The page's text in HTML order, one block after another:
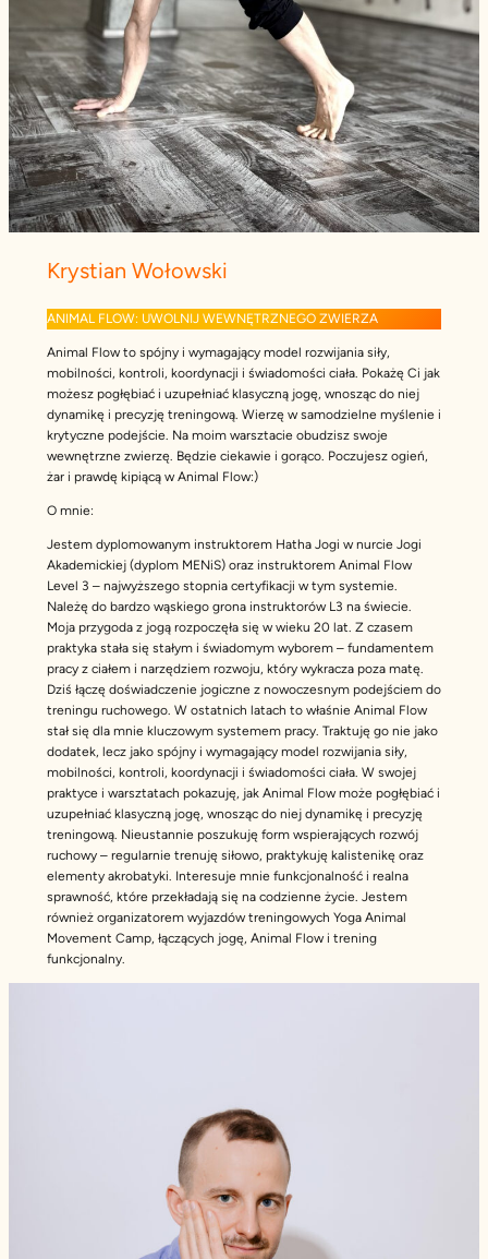
Krystian Wołowski
ANIMAL FLOW: UWOLNIJ WEWNĘTRZNEGO ZWIERZA
Animal Flow to spójny i wymagający model rozwijania siły,
mobilności, kontroli, koordynacji i świadomości ciała. Pokażę Ci jak
możesz pogłębiać i uzupełniać klasyczną jogę, wnosząc do niej
dynamikę i precyzję treningową. Wierzę w samodzielne myślenie i
krytyczne podejście. Na moim warsztacie obudzisz swoje
wewnętrzne zwierzę. Będzie ciekawie i gorąco. Poczujesz ogień,
żar i prawdę kipiącą w Animal Flow:)
O mnie:
Jestem dyplomowanym instruktorem Hatha Jogi w nurcie Jogi
Akademickiej (dyplom MENiS) oraz instruktorem Animal Flow
Level 3 – najwyższego stopnia certyfikacji w tym systemie.
Należę do bardzo wąskiego grona instruktorów L3 na świecie.
Moja przygoda z jogą rozpoczęła się w wieku 20 lat. Z czasem
praktyka stała się stałym i świadomym wyborem – fundamentem
pracy z ciałem i narzędziem rozwoju, który wykracza poza matę.
Dziś łączę doświadczenie jogiczne z nowoczesnym podejściem do
treningu ruchowego. W ostatnich latach to właśnie Animal Flow
stał się dla mnie kluczowym systemem pracy. Traktuję go nie jako
dodatek, lecz jako spójny i wymagający model rozwijania siły,
mobilności, kontroli, koordynacji i świadomości ciała. W swojej
praktyce i warsztatach pokazuję, jak Animal Flow może pogłębiać i
uzupełniać klasyczną jogę, wnosząc do niej dynamikę i precyzję
treningową. Nieustannie poszukuję form wspierających rozwój
ruchowy – regularnie trenuję siłowo, praktykuję kalistenikę oraz
elementy akrobatyki. Interesuje mnie funkcjonalność i realna
sprawność, które przekładają się na codzienne życie. Jestem
również organizatorem wyjazdów treningowych Yoga Animal
Movement Camp, łączących jogę, Animal Flow i trening
funkcjonalny.